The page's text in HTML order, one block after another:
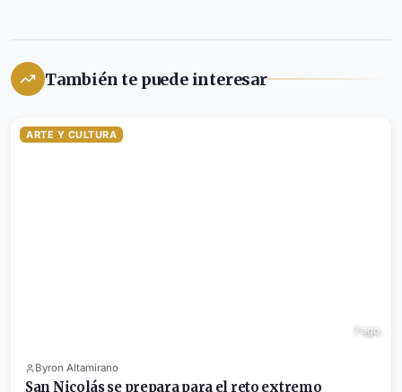
También te puede interesar
ARTE Y CULTURA
7 ago.
Byron Altamirano
San Nicolás se prepara para el reto extremo